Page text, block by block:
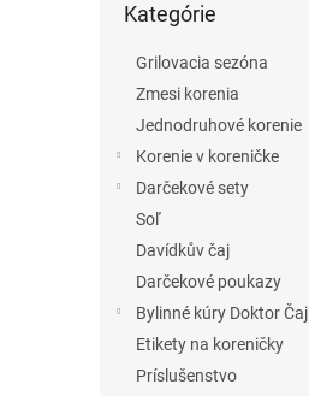
kategórie
Kategórie
Grilovacia sezóna
Zmesi korenia
Jednodruhové korenie
Korenie v koreničke
Darčekové sety
Soľ
Davídkův čaj
Darčekové poukazy
Bylinné kúry Doktor Čaj
Etikety na koreničky
Príslušenstvo